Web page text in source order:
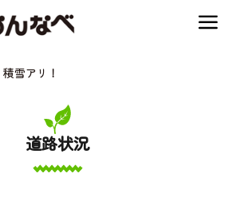
|【公式】アッ
べ｜兵庫県豊岡
アウトドア・
場・熱気球・高
なり遊べる」！
ビティ
積雪アリ！
道路状況